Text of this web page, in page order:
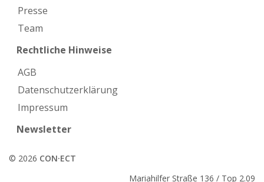
Presse
Team
Rechtliche Hinweise
AGB
Datenschutzerklärung
Impressum
Newsletter
© 2026 CON·ECT
Mariahilfer Straße 136 / Top 2.09